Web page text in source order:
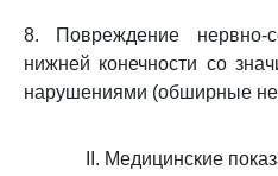
8. Повреждение нервно-
нижней конечности со
нарушениями (обширные
II. Медицинские